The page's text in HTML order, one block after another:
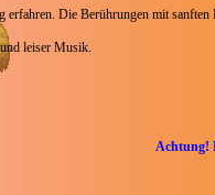
Die Berührungen mit sanften
leiser Musik.
Achtung!